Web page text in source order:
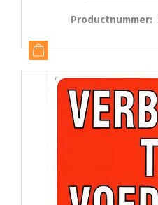
Productnummer: